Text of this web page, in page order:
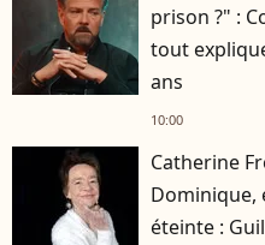
prison ?" :
tout
ans
10:00
Catherine
Dominique,
éteinte :